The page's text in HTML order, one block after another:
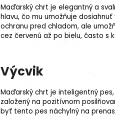
Maďarský chrt je elegantný a
hlavu, čo mu umožňuje
ochranu pred chladom, ale
cez červenú až po bielu, často s
Výcvik
Maďarský chrt je inteligentný
založený na pozitívnom
byť tento pes náchylný na